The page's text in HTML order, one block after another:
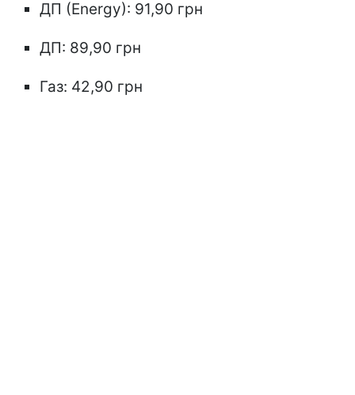
ДП (Energy): 91,90 грн
ДП: 89,90 грн
Газ: 42,90 грн